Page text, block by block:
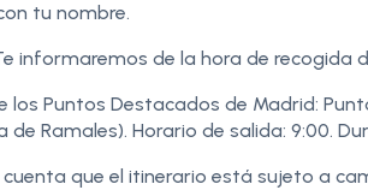
tu nombre.
informaremos de la hora de recogida
los Puntos Destacados de Madrid:
de Ramales). Horario de salida: 9:00.
cuenta que el itinerario está sujeto a